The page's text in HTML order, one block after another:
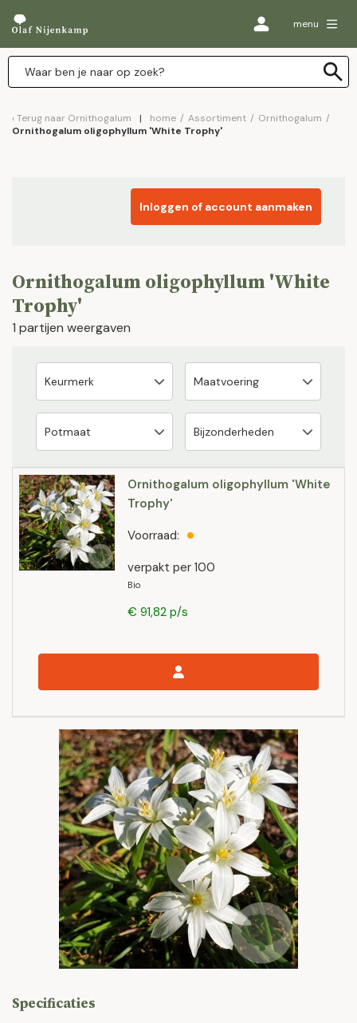
menu
Terug naar Ornithogalum home / Assortiment / Ornithogalum /
Ornithogalum oligophyllum 'White Trophy'
Inloggen of account aanmaken
Ornithogalum oligophyllum 'White
Trophy'
1 partijen weergaven
Ornithogalum oligophyllum 'White
Trophy'
verpakt per 100
Bio
Voorraad:
€ 91,82 p/s
Specificaties